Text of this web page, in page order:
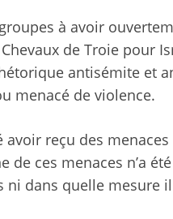
à avoir
Chevaux de Troie pour
antisémite et
menacé de violence.
avoir reçu des
de ces menaces n’a
ni dans quelle mesure